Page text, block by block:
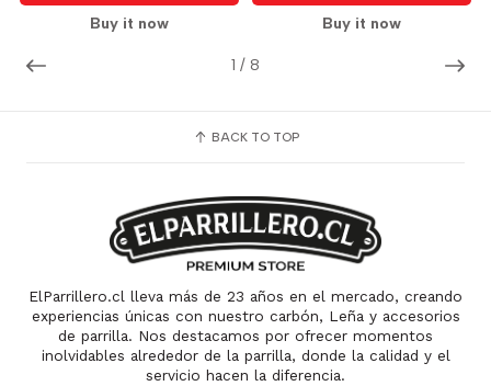
1 / 8
Buy it now Buy it now
BACK TO TOP
ElParrillero.cl lleva más de 23 años en el mercado, creando
experiencias únicas con nuestro carbón, Leña y accesorios
de parrilla. Nos destacamos por ofrecer momentos
inolvidables alrededor de la parrilla, donde la calidad y el
servicio hacen la diferencia.